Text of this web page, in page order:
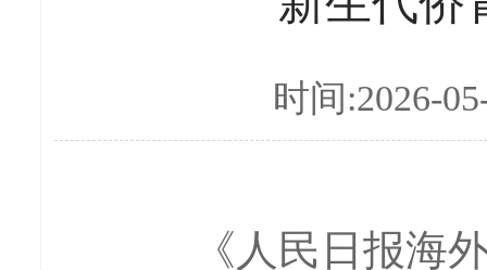
时间:2026-
《人民日报海